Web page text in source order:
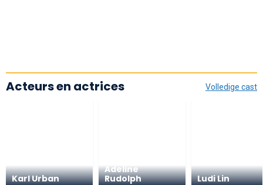
Volledige cast
Acteurs en actrices
Karl Urban
Adeline
Rudolph
Ludi Lin